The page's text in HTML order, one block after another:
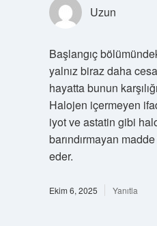
Uzun
Başlangıç
yalnız biraz daha
hayatta bunun
Halojen içermeyen
iyot ve astatin gibi
barındırmayan
eder.
Ekim 6, 2025 Yanıtla